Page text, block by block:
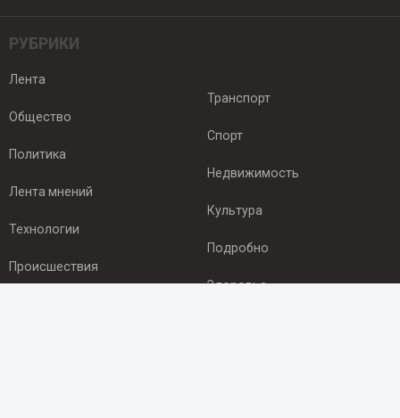
РУБРИКИ
Лента
Общество
Политика
Лента мнений
Технологии
Происшествия
Транспорт
Спорт
Недвижимость
Культура
Подробно
Здоровье